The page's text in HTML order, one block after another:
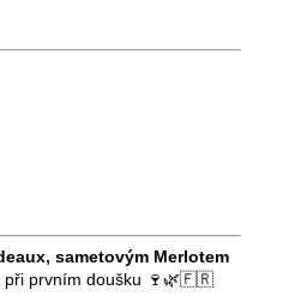
sametovým Merlotem
při prvním doušku 🍷🌿🇫🇷